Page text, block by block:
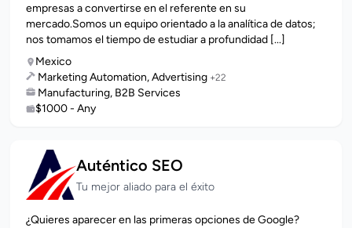
empresas a convertirse en el referente en su
mercado.Somos un equipo orientado a la analítica de datos;
nos tomamos el tiempo de estudiar a profundidad [...]
Mexico
Marketing Automation, Advertising +22
Manufacturing, B2B Services
$1000 - Any
Auténtico SEO
Tu mejor aliado para el éxito
¿Quieres aparecer en las primeras opciones de Google?